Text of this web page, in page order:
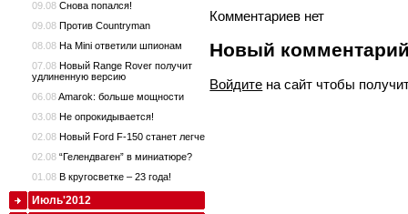
Комментариев нет
Новый
Войдите на сайт чтобы
09.08 Снова попался!
09.08 Против Countryman
08.08 На Mini ответили шпионам
07.08 Новый Range Rover получит
удлиненную версию
06.08Amarok: больше мощности
03.08 Не опрокидывается!
02.08 Новый Ford F-150 станет легче
02.08 “Гелендваген” в миниатюре?
01.08 В кругосветке – 23 года!
Июль'2012